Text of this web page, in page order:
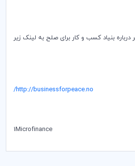
درباره بنیاد کسب و کار برای صلح به لینک زیر
http://businessforpeace.no
/
1Microfinance